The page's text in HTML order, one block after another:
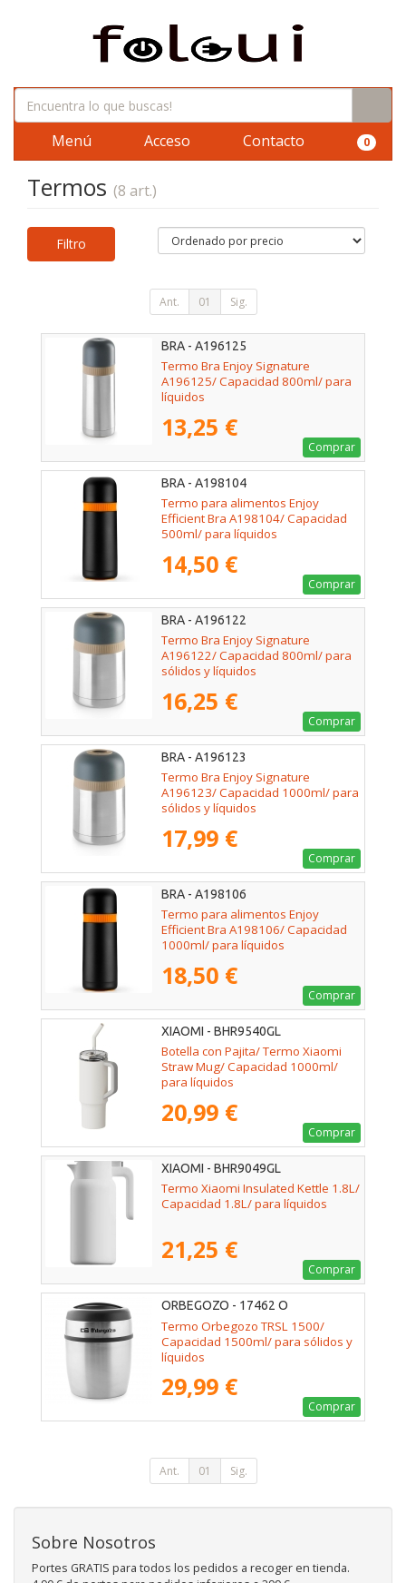
Menú Acceso Contacto 0
Termos (8 art.)
Filtro
Ant. 01 Sig.
BRA - A196125
Termo Bra Enjoy Signature
A196125/ Capacidad 800ml/ para
líquidos
13,25 €
Comprar
BRA - A198104
Termo para alimentos Enjoy
Efficient Bra A198104/ Capacidad
500ml/ para líquidos
14,50 €
Comprar
BRA - A196122
Termo Bra Enjoy Signature
A196122/ Capacidad 800ml/ para
sólidos y líquidos
16,25 €
Comprar
BRA - A196123
Termo Bra Enjoy Signature
A196123/ Capacidad 1000ml/ para
sólidos y líquidos
17,99 €
Comprar
BRA - A198106
Termo para alimentos Enjoy
Efficient Bra A198106/ Capacidad
1000ml/ para líquidos
18,50 €
Comprar
XIAOMI - BHR9540GL
Botella con Pajita/ Termo Xiaomi
Straw Mug/ Capacidad 1000ml/
para líquidos
20,99 €
Comprar
XIAOMI - BHR9049GL
Termo Xiaomi Insulated Kettle 1.8L/
Capacidad 1.8L/ para líquidos
21,25 €
Comprar
ORBEGOZO - 17462 O
Termo Orbegozo TRSL 1500/
Capacidad 1500ml/ para sólidos y
líquidos
29,99 €
Comprar
Ant. 01 Sig.
Sobre Nosotros
Portes GRATIS para todos los pedidos a recoger en tienda.